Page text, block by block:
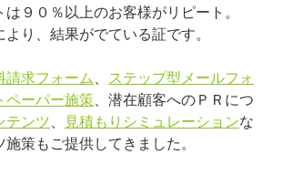
９０％以上のお客様がリピート。
り、結果がでている証です。
請求フォーム、 ステップ型メールフォ
ペーパー施策、潜在顧客へのＰＲにつ
テンツ、 見積もりシミュレーションな
策もご提供してきました。